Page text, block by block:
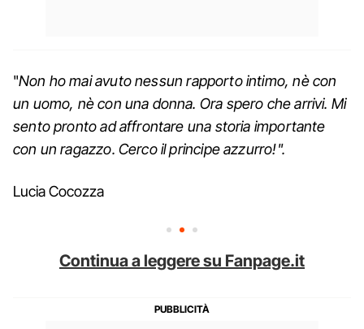
"Non ho mai avuto nessun rapporto intimo, nè con
un uomo, nè con una donna. Ora spero che arrivi. Mi
sento pronto ad affrontare una storia importante
con un ragazzo. Cerco il principe azzurro!".
Lucia Cocozza
Continua a leggere su Fanpage.it